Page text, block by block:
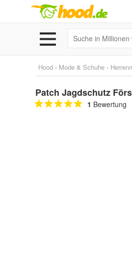
Hood › Mode & Schuhe ›
Patch Jagdschutz
1 Bewertung